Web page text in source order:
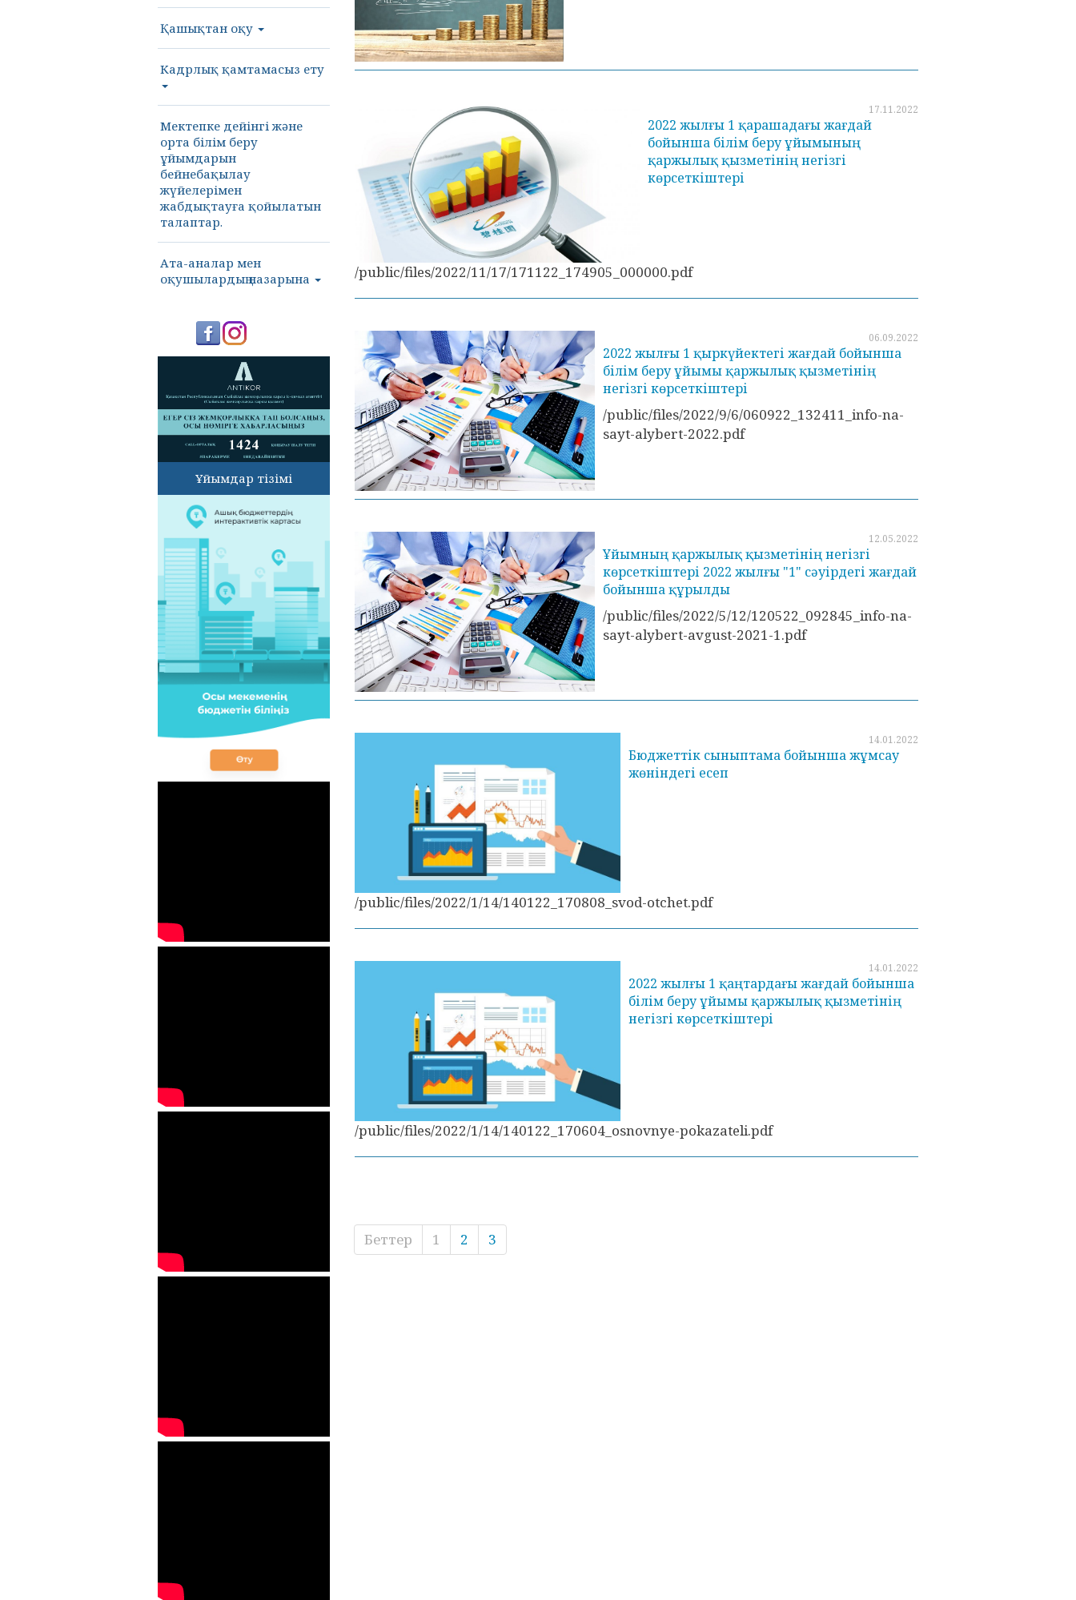
Қашықтан оқу
Кадрлық қамтамасыз ету
Мектепке дейінгі және
орта білім беру
ұйымдарын
бейнебақылау
жүйелерімен
жабдықтауға қойылатын
талаптар.
Ата-аналар мен
оқушылардың назарына
Ұйымдар тізімі
17.11.2022
2022 жылғы 1 қарашадағы жағдай
бойынша білім беру ұйымының
қаржылық қызметінің негізгі
көрсеткіштері
/public/files/2022/11/17/171122_174905_000000.pdf
06.09.2022
2022 жылғы 1 қыркүйектегі жағдай бойынша
білім беру ұйымы қаржылық қызметінің
негізгі көрсеткіштері
/public/files/2022/9/6/060922_132411_info-na-
sayt-alybert-2022.pdf
12.05.2022
Ұйымның қаржылық қызметінің негізгі
көрсеткіштері 2022 жылғы "1" сәуірдегі жағдай
бойынша құрылды
/public/files/2022/5/12/120522_092845_info-na-
sayt-alybert-avgust-2021-1.pdf
14.01.2022
Бюджеттік сыныптама бойынша жұмсау
жөніндегі есеп
/public/files/2022/1/14/140122_170808_svod-otchet.pdf
14.01.2022
2022 жылғы 1 қаңтардағы жағдай бойынша
білім беру ұйымы қаржылық қызметінің
негізгі көрсеткіштері
/public/files/2022/1/14/140122_170604_osnovnye-pokazateli.pdf
Беттер 1 2 3